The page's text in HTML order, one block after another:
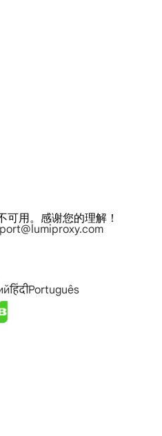
用。感谢您的理解！
हिंदीPortuguês